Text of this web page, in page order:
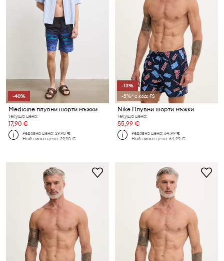
-40%
Medicine плувни шорти мъжки
Текуща цена:
17,90 €
Редовна цена:29,90 €
Най-ниска цена:29,90 €
-13%
-5%* с код: FS
Nike Плувни шорти мъжки
Текуща цена:
55,99 €
Редовна цена:64,99 €
Най-ниска цена:64,99 €